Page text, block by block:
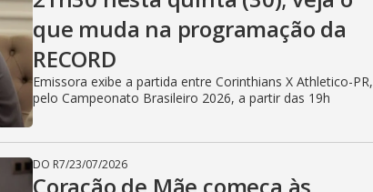
i
d
que muda na programação da
RECORD
Emissora exibe a partida entre Corinthians X Athletico-PR,
pelo Campeonato Brasileiro 2026, a partir das 19h
DO R7/23/07/2026